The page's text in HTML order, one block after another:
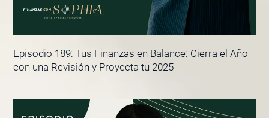
Episodio 189: Tus Finanzas en Balance: Cierra el Año
con una Revisión y Proyecta tu 2025